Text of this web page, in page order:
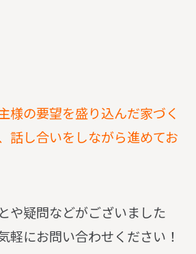
様の要望を盛り込んだ家づく
話し合いをしながら進めてお
や疑問などがございました
軽にお問い合わせください！